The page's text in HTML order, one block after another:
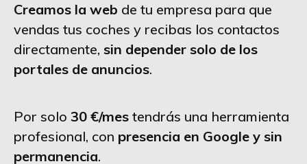
Creamos la web de tu empresa para que
vendas tus coches y recibas los contactos
directamente, sin depender solo de los
portales de anuncios.
Por solo 30 €/mes tendrás una herramienta
profesional, con presencia en Google y sin
permanencia.